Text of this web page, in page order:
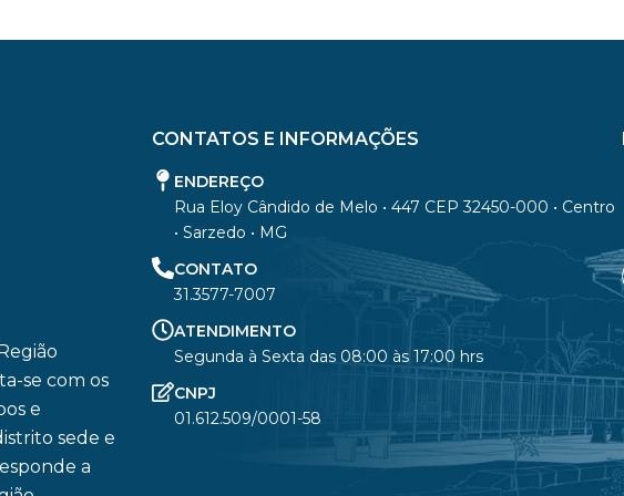
se com os
e
sede e
a
CONTATOS E INFORMAÇÕES
ENDEREÇO
Rua Eloy Cândido de Melo • 447 CEP 32450-000 • Centro
• Sarzedo • MG
CONTATO
31.3577-7007
ATENDIMENTO
Segunda à Sexta das 08:00 às 17:00 hrs
CNPJ
01.612.509/0001-58